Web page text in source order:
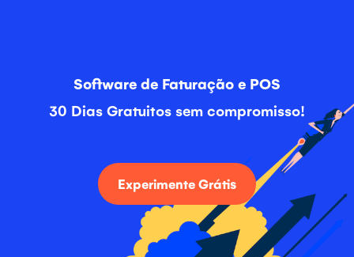
Software de Faturação e POS
30 Dias Gratuitos sem compromisso!
Experimente Grátis